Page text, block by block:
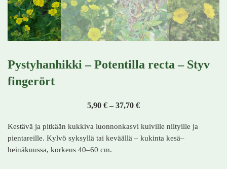
Pystyhanhikki – Potentilla recta – Styv
fingerört
5,90 € – 37,70 €Hintaluokka: 5,90 € -
Kestävä ja pitkään kukkiva luonnonkasvi kuiville niityille ja
pientareille. Kylvö syksyllä tai keväällä – kukinta kesä–
heinäkuussa, korkeus 40–60 cm.